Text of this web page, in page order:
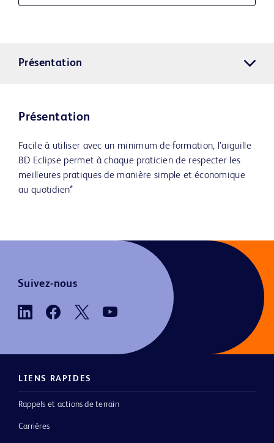
Présentation
Présentation
Facile à utiliser avec un minimum de formation, l’aiguille
BD Eclipse permet à chaque praticien de respecter les
meilleures pratiques de manière simple et économique
au quotidien*
Suivez-nous
LIENS RAPIDES
Rappels et actions de terrain
Carrières